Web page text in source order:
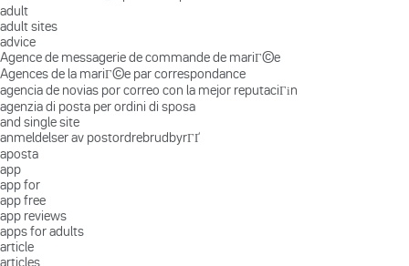
adult
adult sites
advice
Agence de messagerie de commande de mariГ©e
Agences de la mariГ©e par correspondance
agencia de novias por correo con la mejor reputaciГіn
agenzia di posta per ordini di sposa
and single site
anmeldelser av postordrebrudbyrГҐ
aposta
app
app for
app free
app reviews
apps for adults
article
articles